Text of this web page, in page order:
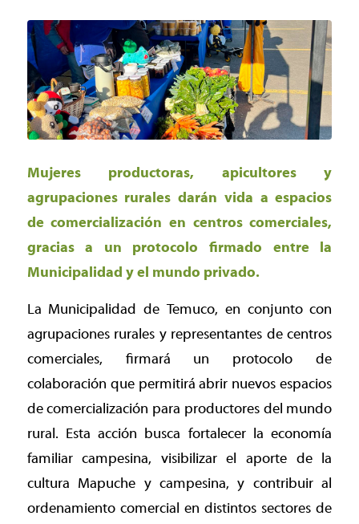
Mujeres productoras, apicultores y
agrupaciones rurales darán vida a espacios
de comercialización en centros comerciales,
gracias a un protocolo firmado entre la
Municipalidad y el mundo privado.
La Municipalidad de Temuco, en conjunto con
agrupaciones rurales y representantes de centros
comerciales, firmará un protocolo de
colaboración que permitirá abrir nuevos espacios
de comercialización para productores del mundo
rural. Esta acción busca fortalecer la economía
familiar campesina, visibilizar el aporte de la
cultura Mapuche y campesina, y contribuir al
ordenamiento comercial en distintos sectores de